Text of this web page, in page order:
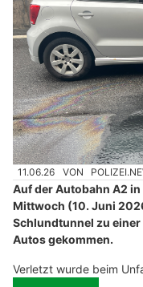
11.06.26 VON
Auf der Autobahn A2
Mittwoch (10. Juni
Schlundtunnel zu
Autos gekommen.
Verletzt wurde beim